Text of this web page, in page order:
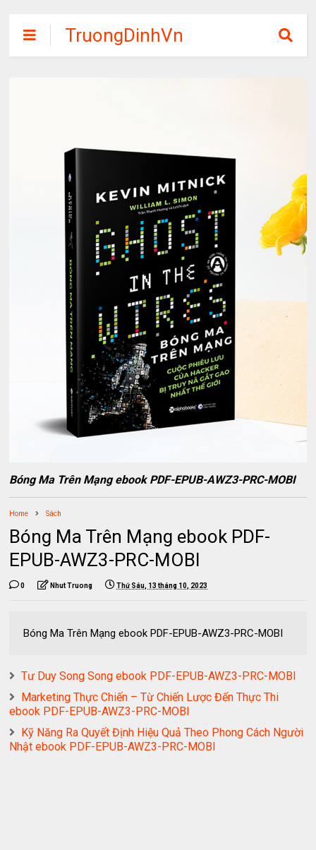
TruongDinhVn
Chia sẽ ebook,
Bóng Ma Trên Mạng ebook PDF-EPUB-AWZ3-PRC-MOBI
Home Sách
Bóng Ma Trên Mạng ebook PDF-
EPUB-AWZ3-PRC-MOBI
0 Nhut Truong Thứ Sáu, 13 tháng 10, 2023
Bóng Ma Trên Mạng ebook PDF-EPUB-AWZ3-PRC-MOBI
Tư Duy Song Song ebook PDF-EPUB-AWZ3-PRC-MOBI
Marketing Thực Chiến – Từ Chiến Lược Đến Thực Thi
ebook PDF-EPUB-AWZ3-PRC-MOBI
Kỹ Năng Ra Quyết Định Hiệu Quả Theo Phong Cách Người
Nhật ebook PDF-EPUB-AWZ3-PRC-MOBI